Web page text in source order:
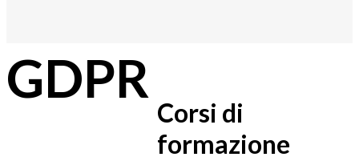
GDPR
Corsi di
formazione